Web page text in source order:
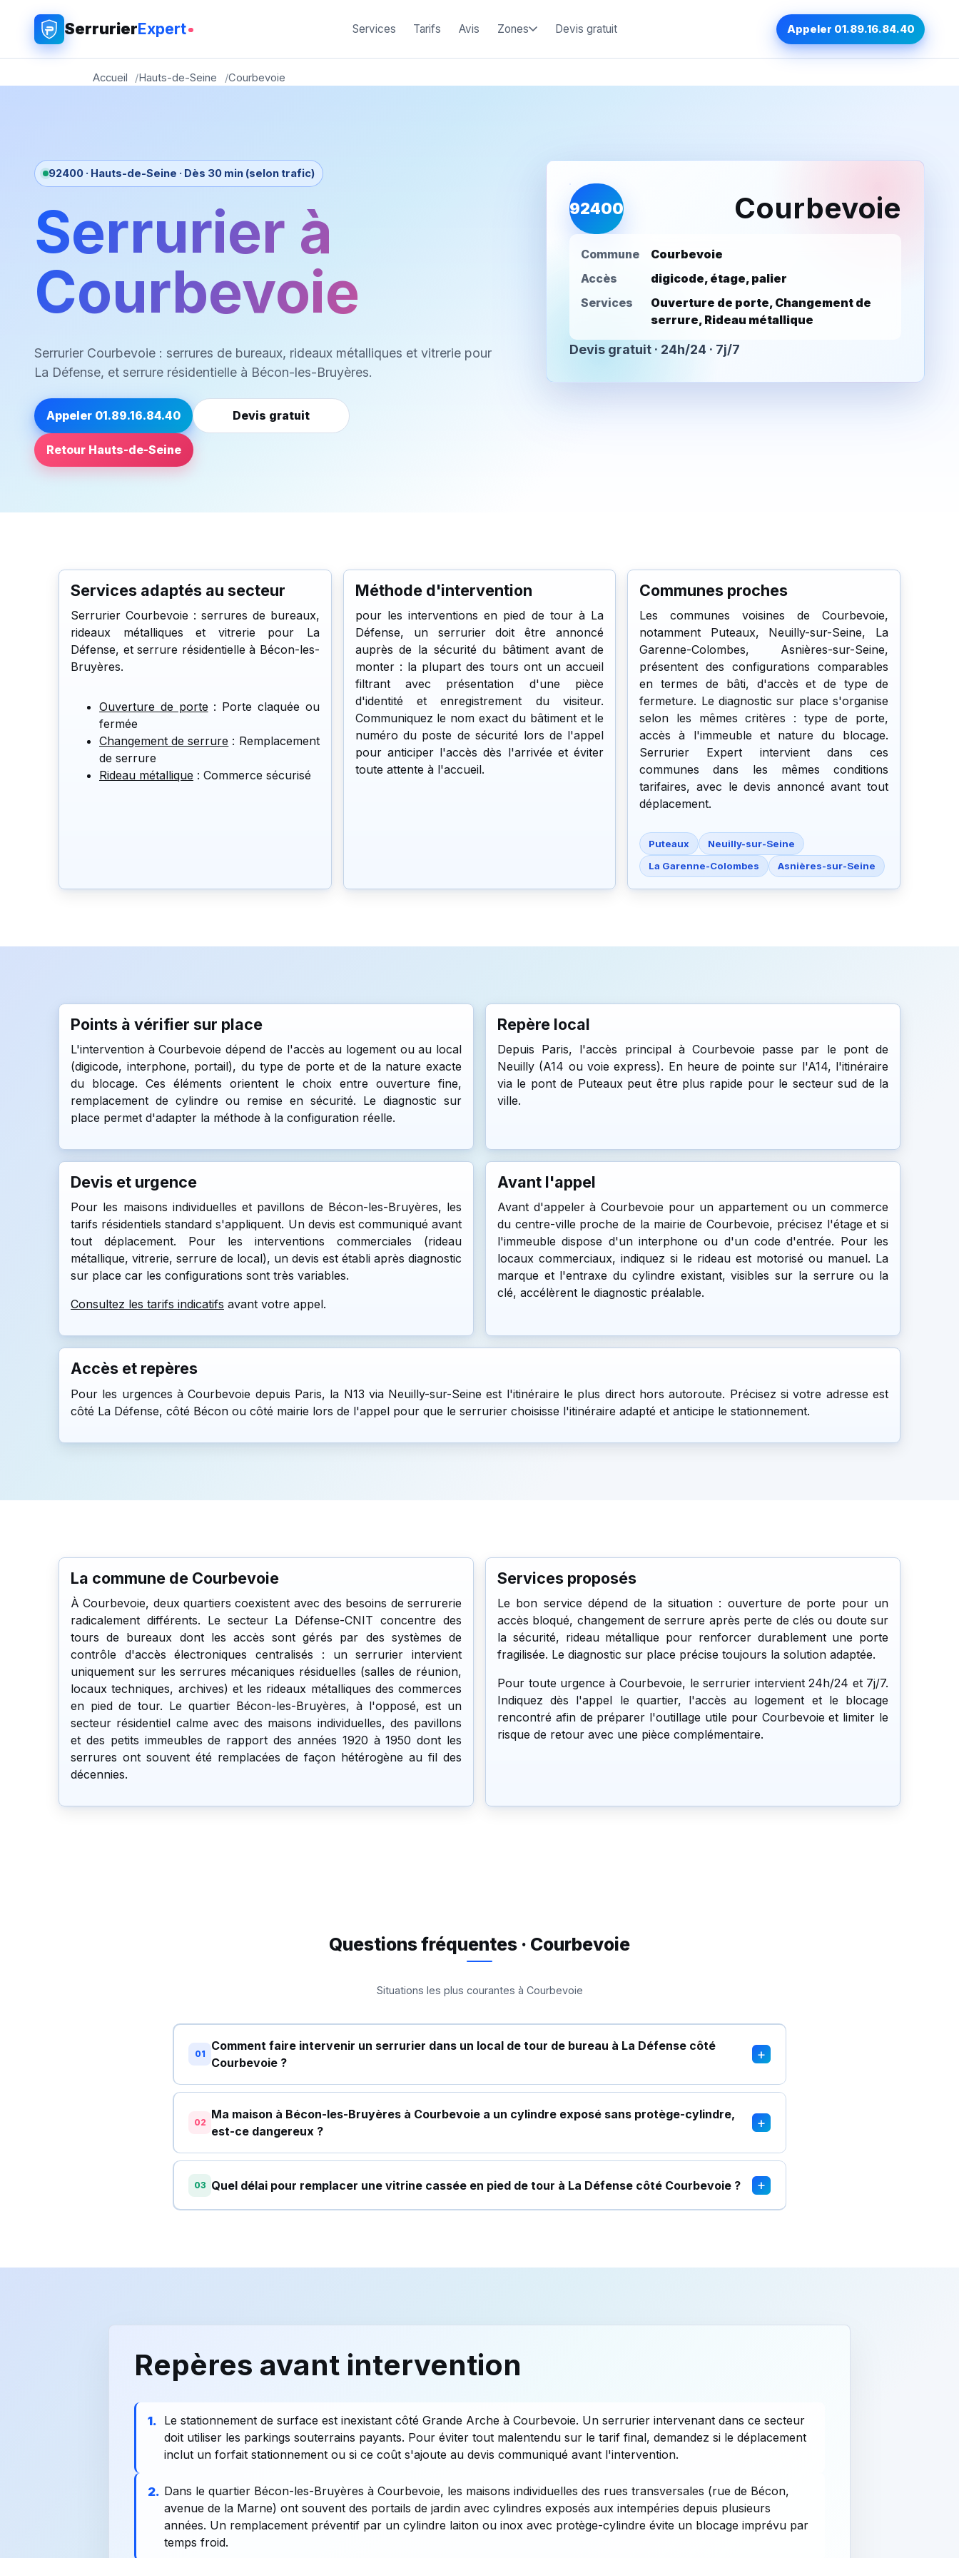
SerrurierExpert Services Tarifs Avis Zones Devis gratuit Appeler 01.89.16.84.40
Accueil Hauts-de-Seine Courbevoie
92400 · Hauts-de-Seine · Dès 30 min (selon trafic)
Serrurier à
Courbevoie
Serrurier Courbevoie : serrures de bureaux, rideaux métalliques et vitrerie pour
La Défense, et serrure résidentielle à Bécon-les-Bruyères.
Appeler 01.89.16.84.40 Devis gratuit
Retour Hauts-de-Seine
92400 Courbevoie
Commune
Courbevoie
Accès
digicode, étage, palier
Services
Ouverture de porte, Changement de
serrure, Rideau métallique
Devis gratuit · 24h/24 · 7j/7
Services adaptés au secteur
Serrurier Courbevoie : serrures de bureaux,
rideaux métalliques et vitrerie pour La
Défense, et serrure résidentielle à Bécon-les-
Bruyères.
Ouverture de porte : Porte claquée ou
fermée
Changement de serrure : Remplacement
de serrure
Rideau métallique : Commerce sécurisé
Méthode d'intervention
pour les interventions en pied de tour à La
Défense, un serrurier doit être annoncé
auprès de la sécurité du bâtiment avant de
monter : la plupart des tours ont un accueil
filtrant avec présentation d'une pièce
d'identité et enregistrement du visiteur.
Communiquez le nom exact du bâtiment et le
numéro du poste de sécurité lors de l'appel
pour anticiper l'accès dès l'arrivée et éviter
toute attente à l'accueil.
Communes proches
Les communes voisines de Courbevoie,
notamment Puteaux, Neuilly-sur-Seine, La
Garenne-Colombes, Asnières-sur-Seine,
présentent des configurations comparables
en termes de bâti, d'accès et de type de
fermeture. Le diagnostic sur place s'organise
selon les mêmes critères : type de porte,
accès à l'immeuble et nature du blocage.
Serrurier Expert intervient dans ces
communes dans les mêmes conditions
tarifaires, avec le devis annoncé avant tout
déplacement.
Puteaux
Neuilly-sur-Seine
La Garenne-Colombes
Asnières-sur-Seine
Points à vérifier sur place
L'intervention à Courbevoie dépend de l'accès au logement ou au local
(digicode, interphone, portail), du type de porte et de la nature exacte
du blocage. Ces éléments orientent le choix entre ouverture fine,
remplacement de cylindre ou remise en sécurité. Le diagnostic sur
place permet d'adapter la méthode à la configuration réelle.
Repère local
Depuis Paris, l'accès principal à Courbevoie passe par le pont de
Neuilly (A14 ou voie express). En heure de pointe sur l'A14, l'itinéraire
via le pont de Puteaux peut être plus rapide pour le secteur sud de la
ville.
Devis et urgence
Pour les maisons individuelles et pavillons de Bécon-les-Bruyères, les
tarifs résidentiels standard s'appliquent. Un devis est communiqué avant
tout déplacement. Pour les interventions commerciales (rideau
métallique, vitrerie, serrure de local), un devis est établi après diagnostic
sur place car les configurations sont très variables.
Consultez les tarifs indicatifs avant votre appel.
Avant l'appel
Avant d'appeler à Courbevoie pour un appartement ou un commerce
du centre-ville proche de la mairie de Courbevoie, précisez l'étage et si
l'immeuble dispose d'un interphone ou d'un code d'entrée. Pour les
locaux commerciaux, indiquez si le rideau est motorisé ou manuel. La
marque et l'entraxe du cylindre existant, visibles sur la serrure ou la
clé, accélèrent le diagnostic préalable.
Accès et repères
Pour les urgences à Courbevoie depuis Paris, la N13 via Neuilly-sur-Seine est l'itinéraire le plus direct hors autoroute. Précisez si votre adresse est
côté La Défense, côté Bécon ou côté mairie lors de l'appel pour que le serrurier choisisse l'itinéraire adapté et anticipe le stationnement.
La commune de Courbevoie
À Courbevoie, deux quartiers coexistent avec des besoins de serrurerie
radicalement différents. Le secteur La Défense-CNIT concentre des
tours de bureaux dont les accès sont gérés par des systèmes de
contrôle d'accès électroniques centralisés : un serrurier intervient
uniquement sur les serrures mécaniques résiduelles (salles de réunion,
locaux techniques, archives) et les rideaux métalliques des commerces
en pied de tour. Le quartier Bécon-les-Bruyères, à l'opposé, est un
secteur résidentiel calme avec des maisons individuelles, des pavillons
et des petits immeubles de rapport des années 1920 à 1950 dont les
serrures ont souvent été remplacées de façon hétérogène au fil des
décennies.
Services proposés
Le bon service dépend de la situation : ouverture de porte pour un
accès bloqué, changement de serrure après perte de clés ou doute sur
la sécurité, rideau métallique pour renforcer durablement une porte
fragilisée. Le diagnostic sur place précise toujours la solution adaptée.
Pour toute urgence à Courbevoie, le serrurier intervient 24h/24 et 7j/7.
Indiquez dès l'appel le quartier, l'accès au logement et le blocage
rencontré afin de préparer l'outillage utile pour Courbevoie et limiter le
risque de retour avec une pièce complémentaire.
Questions fréquentes · Courbevoie
Situations les plus courantes à Courbevoie
01
Comment faire intervenir un serrurier dans un local de tour de bureau à La Défense côté
Courbevoie ?
+
02
Ma maison à Bécon-les-Bruyères à Courbevoie a un cylindre exposé sans protège-cylindre,
est-ce dangereux ?
+
03 Quel délai pour remplacer une vitrine cassée en pied de tour à La Défense côté Courbevoie ? +
Repères avant intervention
1. Le stationnement de surface est inexistant côté Grande Arche à Courbevoie. Un serrurier intervenant dans ce secteur
doit utiliser les parkings souterrains payants. Pour éviter tout malentendu sur le tarif final, demandez si le déplacement
inclut un forfait stationnement ou si ce coût s'ajoute au devis communiqué avant l'intervention.
2. Dans le quartier Bécon-les-Bruyères à Courbevoie, les maisons individuelles des rues transversales (rue de Bécon,
avenue de la Marne) ont souvent des portails de jardin avec cylindres exposés aux intempéries depuis plusieurs
années. Un remplacement préventif par un cylindre laiton ou inox avec protège-cylindre évite un blocage imprévu par
temps froid.